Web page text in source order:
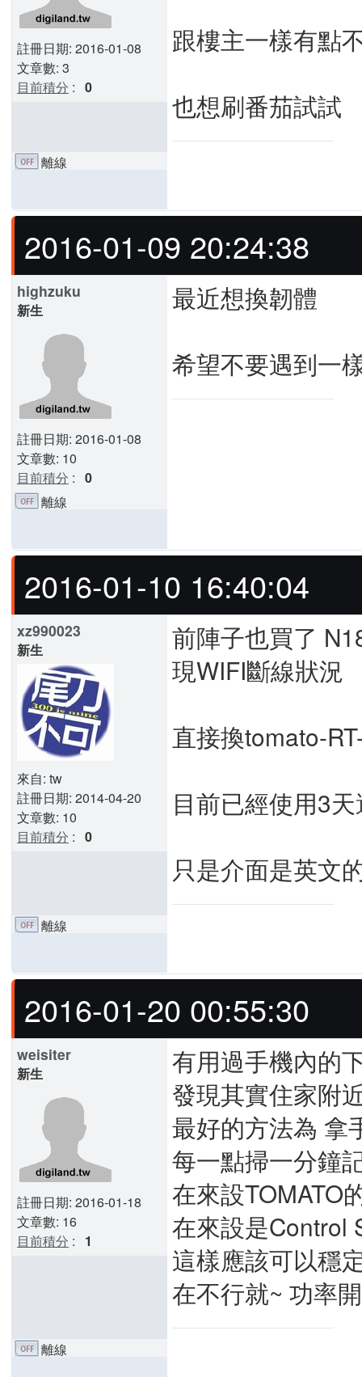
註冊日期: 2016-01-08
文章數: 3
目前積分 : 0
跟樓主一樣有點
也想刷番茄試試
離線
2016-01-09 20:24:38
highzuku
新生
註冊日期: 2016-01-08
文章數: 10
目前積分 : 0
最近想換韌體
希望不要遇到一
離線
2016-01-10 16:40:04
xz990023
新生
來自: tw
註冊日期: 2014-04-20
文章數: 10
目前積分 : 0
前陣子也買了
現WIFI斷線狀況
直接換tomato-
目前已經使用3
只是介面是英文
離線
2016-01-20 00:55:30
weisiter
新生
註冊日期: 2016-01-18
文章數: 16
目前積分 : 1
有用過手機內的
發現其實住家附
最好的方法為 拿
每一點掃一分鐘
在來設TOMATO
在來設是Control
這樣應該可以穩
在不行就~ 功率
離線